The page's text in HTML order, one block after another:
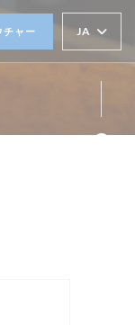
チャー JA